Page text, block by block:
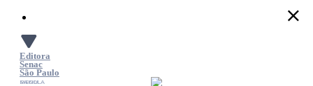
o
Conteúdo
Editora
Senac
São Paulo
SACOLA
MENU